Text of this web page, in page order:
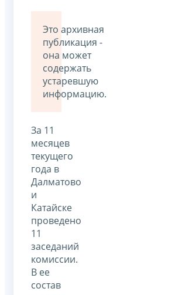
Это архивная
публикация -
она может
содержать
устаревшую
информацию.
За 11
месяцев
текущего
года в
Далматово
и
Катайске
проведено
11
заседаний
комиссии.
В ее
состав